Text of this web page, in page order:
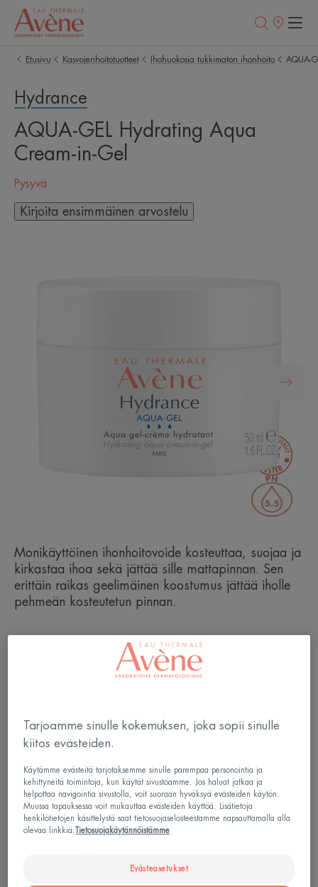
Myyntipisteet
Etusivu Kasvojenhoitotuotteet Ihohuokosia tukkimaton ihonhoito AQUA-
Hydrance
AQUA-GEL Hydrating Aqua
Cream-in-Gel
Pysyvä
Kirjoita ensimmäinen arvostelu
Monikäyttöinen ihonhoitovoide kosteuttaa, suojaa ja
kirkastaa ihoa sekä jättää sille mattapinnan. Sen
erittäin raikas geelimäinen koostumus jättää iholle
pehmeän kosteutetun pinnan.
Jättää mattapinnan Detox
Kattava ja monipuolinen ihonhoitotuote
Kosteuttava, virkistävä, jättää iholle mattapinnan.
Tarjoamme sinulle kokemuksen, joka sopii sinulle
kiitos evästeiden.
Käytämme evästeitä tarjotaksemme sinulle parempaa personointia ja
kehittyneitä toimintoja, kun käytät sivustoamme. Jos haluat jatkaa ja
helpottaa navigointia sivustolla, voit suoraan hyväksyä evästeiden käytön.
Muussa tapauksessa voit mukauttaa evästeiden käyttöä. Lisätietoja
henkilötietojen käsittelystä saat tietosuojaselosteestamme napsauttamalla alla
olevaa linkkiä:
Tietosuojakäytännöistämme
Evästeasetukset